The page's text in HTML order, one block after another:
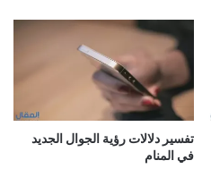
تفسير دلالات رؤية الجوال الجديد
في المنام